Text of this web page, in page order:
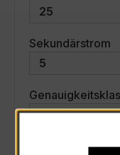
Sekundärstrom
Scheinleistung